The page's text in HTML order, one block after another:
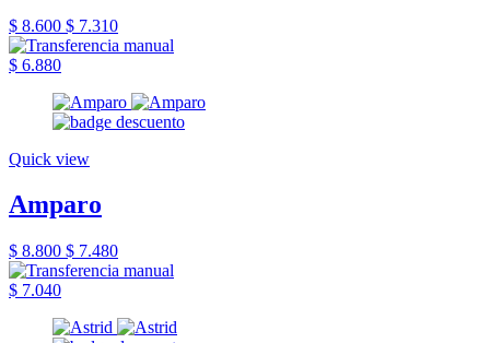
$ 8.600 $ 7.310
$ 6.880
Quick view
Amparo
$ 8.800 $ 7.480
$ 7.040